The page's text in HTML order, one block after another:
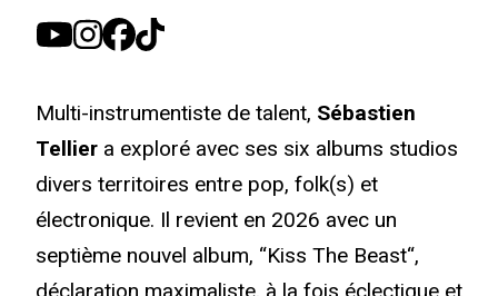
Multi-instrumentiste de talent, Sébastien
Tellier a exploré avec ses six albums studios
divers territoires entre pop, folk(s) et
électronique. Il revient en 2026 avec un
septième nouvel album, “Kiss The Beast“,